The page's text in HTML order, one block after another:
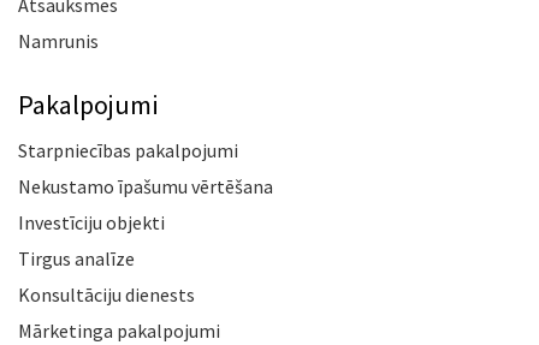
Namrunis
Pakalpojumi
Starpniecības pakalpojumi
Nekustamo īpašumu vērtēšana
Investīciju objekti
Tirgus analīze
Konsultāciju dienests
Mārketinga pakalpojumi